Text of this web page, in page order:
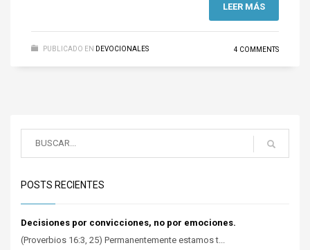
LEER MÁS
PUBLICADO EN DEVOCIONALES 4 COMMENTS
POSTS RECIENTES
Decisiones por convicciones, no por emociones.
(Proverbios 16:3, 25) Permanentemente estamos t...